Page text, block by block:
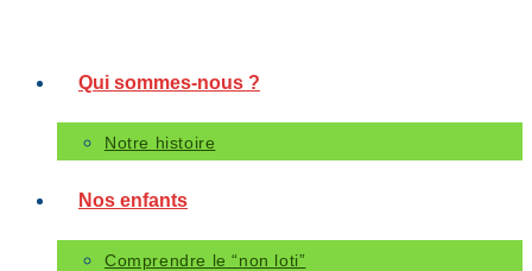
Qui sommes-nous ?
Notre histoire
Nos enfants
Comprendre le “non loti”